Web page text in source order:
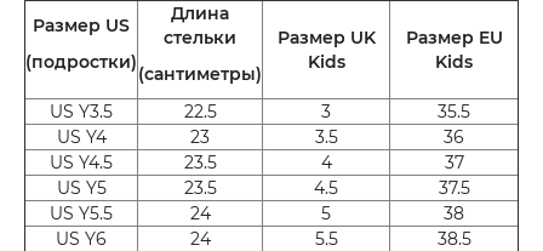
Размер US
(подростки)
Длина
стельки
(сантиметры)
Размер UK
Kids
Размер EU
Kids
US Y3.5 22.5 3
35.5
US Y4
23 3.5
36
US Y4.5
23.5 4
37
US Y5
23.5 4.5
37.5
US Y5.5
24 5
38
US Y6
24 5.5
38.5